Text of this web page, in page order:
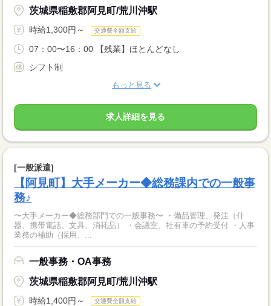
茨城県稲敷郡阿見町/荒川沖駅
時給1,300円～ 交通費全額支給
07：00〜16：00 【残業】ほとんどなし
シフト制
もっと見る
求人詳細を見る
[一般派遣]
【阿見町】大手メーカー◆総務課内での一般事
務♪
〜大手メーカー◆総務部門での一般事務〜 ・備品管理、発注（什
器、携帯電話、文具、消耗品） ・会議室、社有車の予約受付 ・人事
業務の補助（採用、...
一般事務・OA事務
茨城県稲敷郡阿見町/荒川沖駅
時給1,400円～ 交通費全額支給